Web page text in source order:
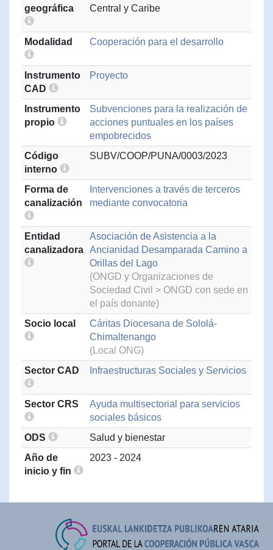
geográfica Central y Caribe
Modalidad Cooperación para el desarrollo
Instrumento
CAD
Proyecto
Instrumento
propio
Subvenciones para la realización de
acciones puntuales en los países
empobrecidos
Código
interno
SUBV/COOP/PUNA/0003/2023
Forma de
canalización
Intervenciones a través de terceros
mediante convocatoria
Entidad
canalizadora
Asociación de Asistencia a la
Ancianidad Desamparada Camino a
Orillas del Lago
(ONGD y Organizaciones de
Sociedad Civil > ONGD con sede en
el país donante)
Socio local
Cáritas Diocesana de Sololá-
Chimaltenango
(Local ONG)
Sector CAD
Infraestructuras Sociales y Servicios
Sector CRS
Ayuda multisectorial para servicios
sociales básicos
ODS
Salud y bienestar
Año de
inicio y fin
2023 - 2024